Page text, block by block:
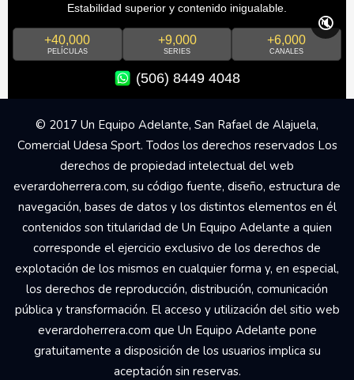
Estabilidad superior y contenido inigualable.
+40,000
PELÍCULAS
+9,000
SERIES
+6,000
CANALES
(506) 8449 4048
🔇
© 2017 Un Equipo Adelante, San Rafael de Alajuela,
Comercial Udesa Sport. Todos los derechos reservados Los
derechos de propiedad intelectual del web
everardoherrera.com, su código fuente, diseño, estructura de
navegación, bases de datos y los distintos elementos en él
contenidos son titularidad de Un Equipo Adelante a quien
corresponde el ejercicio exclusivo de los derechos de
explotación de los mismos en cualquier forma y, en especial,
los derechos de reproducción, distribución, comunicación
pública y transformación. El acceso y utilización del sitio web
everardoherrera.com que Un Equipo Adelante pone
gratuitamente a disposición de los usuarios implica su
aceptación sin reservas.